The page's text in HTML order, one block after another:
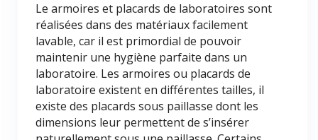
Le armoires et placards de laboratoires sont
réalisées dans des matériaux facilement
lavable, car il est primordial de pouvoir
maintenir une hygiène parfaite dans un
laboratoire. Les armoires ou placards de
laboratoire existent en différentes tailles, il
existe des placards sous paillasse dont les
dimensions leur permettent de s’insérer